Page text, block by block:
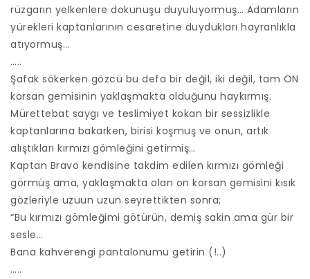
rüzgarın yelkenlere dokunuşu duyuluyormuş… Adamların
yürekleri kaptanlarının cesaretine duydukları hayranlıkla
atıyormuş…
…..
Şafak sökerken gözcü bu defa bir değil, iki değil, tam ON
korsan gemisinin yaklaşmakta olduğunu haykırmış.
Mürettebat saygı ve teslimiyet kokan bir sessizlikle
kaptanlarına bakarken, birisi koşmuş ve onun, artık
alıştıkları kırmızı gömleğini getirmiş…
Kaptan Bravo kendisine takdim edilen kırmızı gömleği
görmüş ama, yaklaşmakta olan on korsan gemisini kısık
gözleriyle uzuun uzun seyrettikten sonra;
“Bu kırmızı gömleğimi götürün, demiş sakin ama gür bir
sesle…
Bana kahverengi pantalonumu getirin (!..)
…..